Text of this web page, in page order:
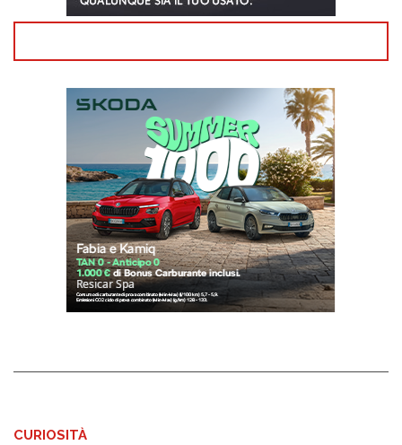
CURIOSITÀ